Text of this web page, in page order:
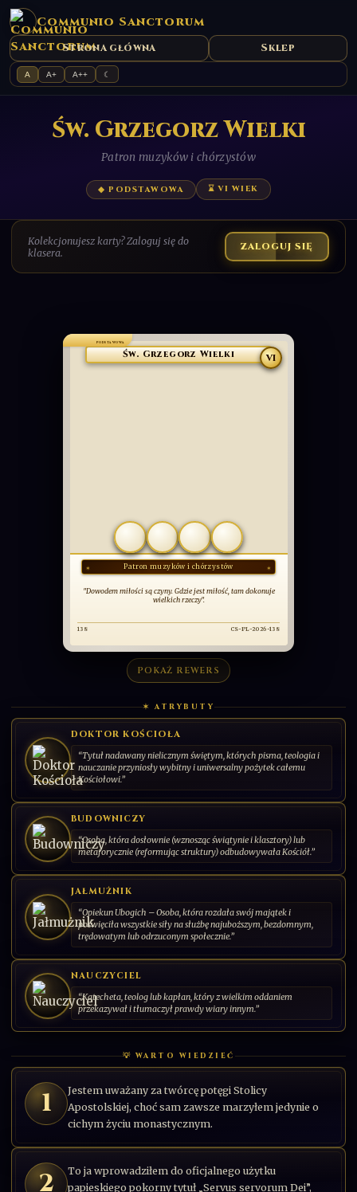
Communio Sanctorum
Strona główna Sklep
A A+ A++ ☾
Św. Grzegorz Wielki
Patron muzyków i chórzystów
◆ PODSTAWOWA ⌛ VI WIEK
Kolekcjonujesz karty? Zaloguj się do
klasera.
ZALOGUJ SIĘ
"Dowodem miłości są czyny. Gdzie jest miłość, tam dokonuje
wielkich rzeczy".
CS-PL-2026-
COMMUNIO
SANCTORUM
OBCOWANIE ŚWIĘTYCH
DODAJ KARTĘ
SERIA: ŚWIĘCI PAŃSCY | 2026 | POLSKA
POKAŻ REWERS
✶ ATRYBUTY
DOKTOR KOŚCIOŁA
“Tytuł nadawany nielicznym świętym, których pisma, teologia i
nauczanie przyniosły wybitny i uniwersalny pożytek całemu
Kościołowi.”
BUDOWNICZY
“Osoba, która dosłownie (wznosząc świątynie i klasztory) lub
metaforycznie (reformując struktury) odbudowywała Kościół.”
JAŁMUŻNIK
“Opiekun Ubogich – Osoba, która rozdała swój majątek i
poświęciła wszystkie siły na służbę najuboższym, bezdomnym,
trędowatym lub odrzuconym społecznie.”
NAUCZYCIEL
“Katecheta, teolog lub kapłan, który z wielkim oddaniem
przekazywał i tłumaczył prawdy wiary innym.”
💡 WARTO WIEDZIEĆ
1
Jestem uważany za twórcę potęgi Stolicy
Apostolskiej, choć sam zawsze marzyłem jedynie o
cichym życiu monastycznym.
2
To ja wprowadziłem do oficjalnego użytku
papieskiego pokorny tytuł „Servus servorum Dei”,